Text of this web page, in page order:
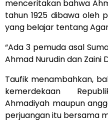
menceritakan bahwa
tahun 1925 dibawa oleh
yang belajar tentang
“Ada 3 pemuda asal
Ahmad Nurudin dan Zaini
Taufik menambahkan,
kemerdekaan
Ahmadiyah maupun
perjuangan itu bersama